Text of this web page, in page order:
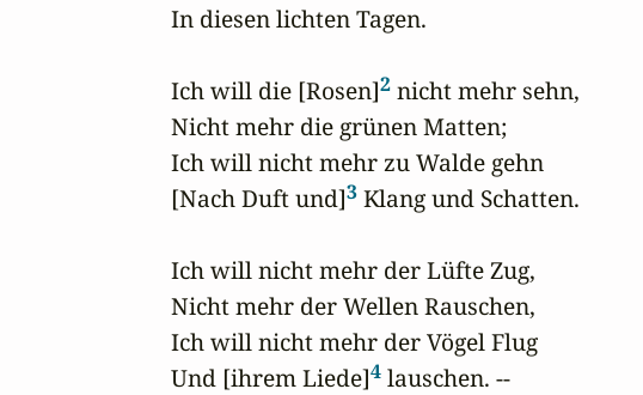
In diesen lichten Tagen.
Ich will die [Rosen]2 nicht mehr sehn,
Nicht mehr die grünen Matten;
Ich will nicht mehr zu Walde gehn
[Nach Duft und]3 Klang und Schatten.
Ich will nicht mehr der Lüfte Zug,
Nicht mehr der Wellen Rauschen,
Ich will nicht mehr der Vögel Flug
Und [ihrem Liede]4 lauschen. --